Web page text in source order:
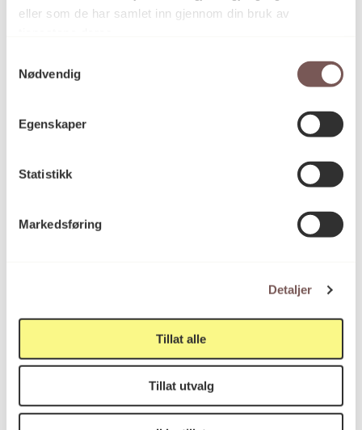
eller som de har samlet inn gjennom din bruk av
Nødvendig
Egenskaper
Statistikk
Markedsføring
Detaljer
Tillat alle
Tillat utvalg
Haakonsvern orlogsstasjon